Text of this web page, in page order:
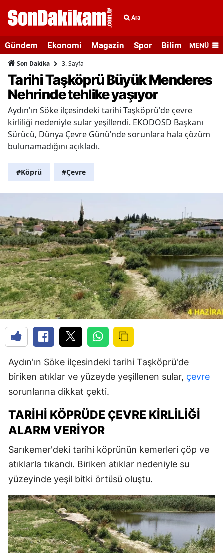
Ara
Gündem Ekonomi Magazin Spor Bilim veMENÜ
Son Dakika 3. Sayfa
Tarihi Taşköprü Büyük Menderes
Nehrinde tehlike yaşıyor
Aydın'ın Söke ilçesindeki tarihi Taşköprü'de çevre
kirliliği nedeniyle sular yeşillendi. EKODOSD Başkanı
Sürücü, Dünya Çevre Günü'nde sorunlara hala çözüm
bulunamadığını açıkladı.
#Köprü #Çevre
Aydın'ın Söke ilçesindeki tarihi Taşköprü'de
biriken atıklar ve yüzeyde yeşillenen sular, çevre
sorunlarına dikkat çekti.
TARIHI KÖPRÜDE ÇEVRE KIRLILIĞI
ALARM VERIYOR
Sarıkemer'deki tarihi köprünün kemerleri çöp ve
atıklarla tıkandı. Biriken atıklar nedeniyle su
yüzeyinde yeşil bitki örtüsü oluştu.